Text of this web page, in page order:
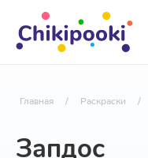
Главная / Раскраски /
Запдос